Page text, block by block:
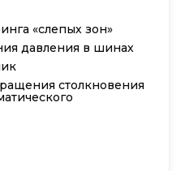
«слепых зон»
давления в шинах
столкновения